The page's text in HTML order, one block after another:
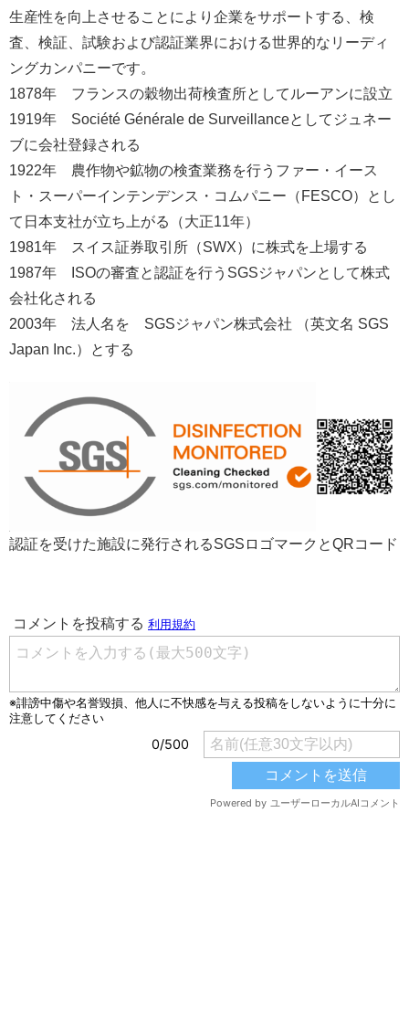
生産性を向上させることにより企業をサポートする、検
査、検証、試験および認証業界における世界的なリーディ
ングカンパニーです。
1878年 フランスの穀物出荷検査所としてルーアンに設立
1919年 Société Générale de Surveillanceとしてジュネー
ブに会社登録される
1922年 農作物や鉱物の検査業務を行うファー・イース
ト・スーパーインテンデンス・コムパニー（FESCO）とし
て日本支社が立ち上がる（大正11年）
1981年 スイス証券取引所（SWX）に株式を上場する
1987年 ISOの審査と認証を行うSGSジャパンとして株式
会社化される
2003年 法人名を SGSジャパン株式会社 （英文名 SGS
Japan Inc.）とする
認証を受けた施設に発行されるSGSロゴマークとQRコード